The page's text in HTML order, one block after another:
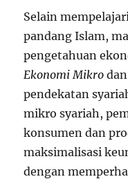
Selain
pandang Islam,
pengetahuan
Ekonomi Mikro dan
pendekatan
mikro syariah,
konsumen dan
maksimalisasi
dengan